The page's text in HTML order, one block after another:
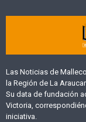
Las Noticias de
la Región de La
Su data de fundación
Victoria,
iniciativa.